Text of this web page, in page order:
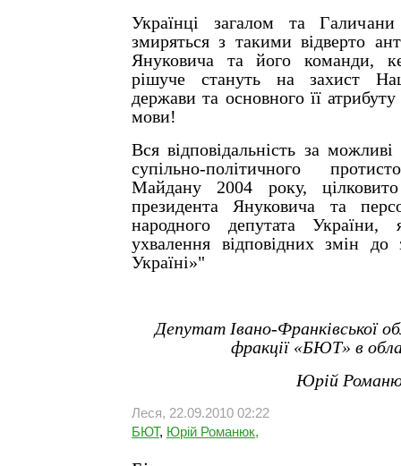
Українці загалом та
змиряться з такими відверто
Януковича та його команди,
рішуче стануть на захист
держави та основного її атрибуту
мови!
Вся відповідальність за можливі
супільно-політичного
Майдану 2004 року,
президента Януковича та
народного депутата України,
ухвалення відповідних змін
Україні»"
Депутат Івано-Франківської
фракції «БЮТ» в
Юрій
Леся, 22.09.2010 02:22
БЮТ, Юрій Романюк,